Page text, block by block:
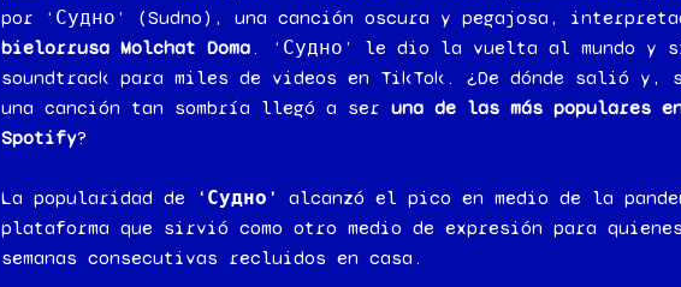
por ‘Судно’ (Sudno), una canción oscura y pegajosa,
bielorrusa Molchat Doma. ‘Судно’ le dio la vuelta al mundo y
soundtrack para miles de videos en TikTok. ¿De dónde salió y,
una canción tan sombría llegó a ser una de las más populares
Spotify?
La popularidad de ‘Судно’
alcanzó el pico en medio de la
plataforma que sirvió como otro medio de expresión para
semanas consecutivas recluidos en casa.